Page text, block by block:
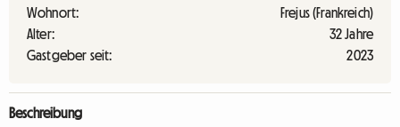
Wohnort:
Frejus (Frankreich)
Alter:
32 Jahre
Gastgeber seit:
2023
Beschreibung